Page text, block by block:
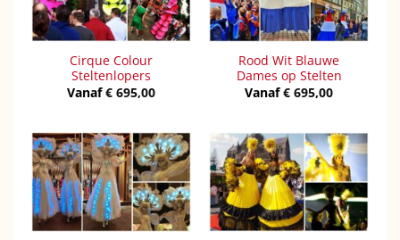
Cirque Colour
Steltenlopers
Vanaf€ 695,00
Rood Wit Blauwe
Dames op Stelten
Vanaf€ 695,00